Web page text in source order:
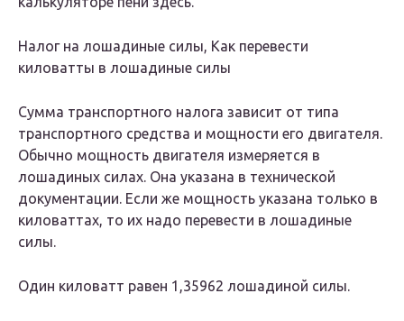
Налог на лошадиные силы, Как перевести
киловатты в лошадиные силы
Сумма транспортного налога зависит от типа
транспортного средства и мощности его двигателя.
Обычно мощность двигателя измеряется в
лошадиных силах. Она указана в технической
документации. Если же мощность указана только в
киловаттах, то их надо перевести в лошадиные
силы.
Один киловатт равен 1,35962 лошадиной силы.